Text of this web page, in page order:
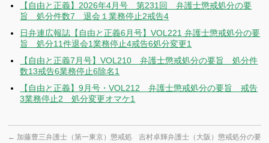
【自由と正義】2026年4月号 第231回 弁護士懲戒処分の要
旨 処分件数7 退会１業務停止2戒告4
日弁連広報誌【自由と正義6月号】VOL221 弁護士懲戒処分の要
旨 処分11件退会1業務停止4戒告6処分変更1
【自由と正義7月号】VOL210 弁護士懲戒処分の要旨 処分件
数13戒告6業務停止6除名1
【自由と正義】9月号・VOL212 弁護士懲戒処分の要旨 戒告
3業務停止2 処分変更オマケ1
← 加藤豊三弁護士（第一東京）懲戒処
吉村卓輝弁護士（大阪）懲戒処分の要